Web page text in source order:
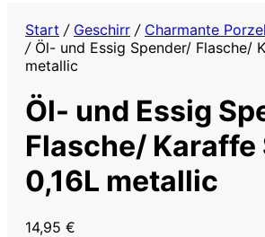
Start / Geschirr / Charmante
/Öl- und Essig Spender/ Flasche/
metallic
Öl- und Essig
Flasche/ Karaffe
0,16L metallic
14,95 €